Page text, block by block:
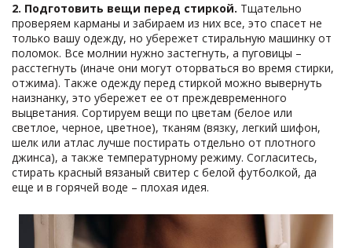
2. Подготовить вещи перед стиркой. Тщательно
проверяем карманы и забираем из них все, это спасет не
только вашу одежду, но убережет стиральную машинку от
поломок. Все молнии нужно застегнуть, а пуговицы –
расстегнуть (иначе они могут оторваться во время стирки,
отжима). Также одежду перед стиркой можно вывернуть
наизнанку, это убережет ее от преждевременного
выцветания. Сортируем вещи по цветам (белое или
светлое, черное, цветное), тканям (вязку, легкий шифон,
шелк или атлас лучше постирать отдельно от плотного
джинса), а также температурному режиму. Согласитесь,
стирать красный вязаный свитер с белой футболкой, да
еще и в горячей воде – плохая идея.